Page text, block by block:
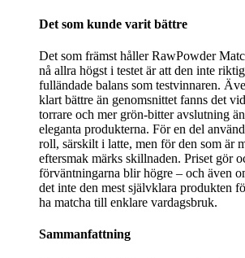
Det som kunde varit bättre
Det som främst håller RawPowder
nå allra högst i testet är att den inte
fulländade balans som testvinnaren.
klart bättre än genomsnittet fanns det
torrare och mer grön-bitter avslutning
eleganta produkterna. För en del
roll, särskilt i latte, men för den som är
eftersmak märks skillnaden. Priset gör
förväntningarna blir högre – och även
det inte den mest självklara produkten
ha matcha till enklare vardagsbruk.
Sammanfattning